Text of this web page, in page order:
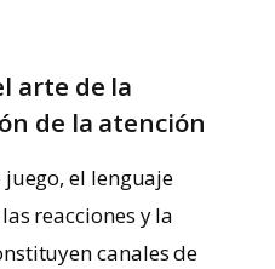
arte de la
de la atención
juego, el lenguaje
reacciones y la
canales de